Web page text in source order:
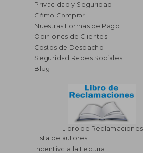
55%
dcto.
S/ 250,31
S/ 112,64
Privacidad y Seguridad
Cómo Comprar
Nuestras Formas de Pago
Opiniones de Clientes
Costos de Despacho
Seguridad Redes Sociales
Blog
Libro de Reclamaciones
Lista de autores
Incentivo a la Lectura